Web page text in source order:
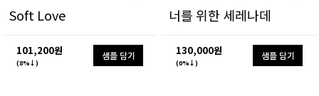
Soft Love
101,200원
(8%↓)
샘플 담기
너를 위한 세레나데
130,000원
(0%↓)
샘플 담기